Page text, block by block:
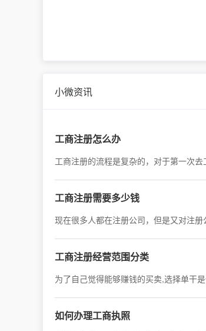
小微资讯
工商注册怎么办
工商注册的流程是复杂的，对于第一次
工商注册需要多少钱
现在很多人都在注册公司，但是又对注
工商注册经营范围分类
如何办理工商执照